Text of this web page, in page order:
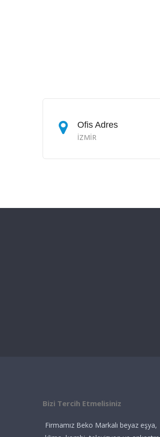
Ofis Adres
İZMİR
Bizi Tercih Etmelisiniz
Firmamız Beko Markalı beyaz eşya,